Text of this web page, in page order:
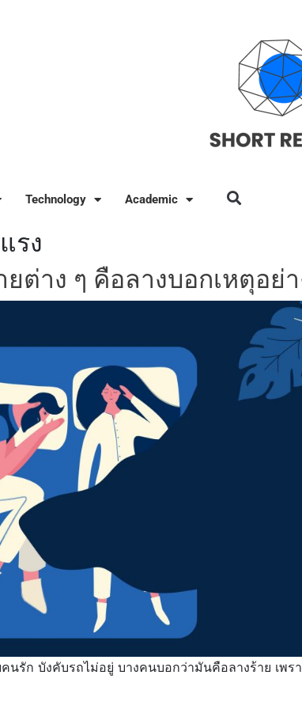
Technology Academic
รง
ต่าง ๆ คือลางบอกเหตุอย่
รัก บังคับรถไม่อยู่ บางคนบอกว่ามันคือลางร้าย เพ